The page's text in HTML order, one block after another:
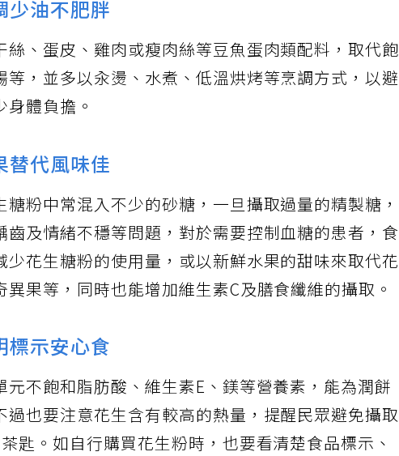
少油不肥胖
、蛋皮、雞肉或瘦肉絲等豆魚蛋肉類配料，取代飽
，並多以汆燙、水煮、低溫烘烤等烹調方式，以避
體負擔。
替代風味佳
粉中常混入不少的砂糖，一旦攝取過量的精製糖，
齒及情緒不穩等問題，對於需要控制血糖的患者，食
花生糖粉的使用量，或以新鮮水果的甜味來取代花
果等，同時也能增加維生素C及膳食纖維的攝取。
示安心食
不飽和脂肪酸、維生素E、鎂等營養素，能為潤餅
也要注意花生含有較高的熱量，提醒民眾避免攝取